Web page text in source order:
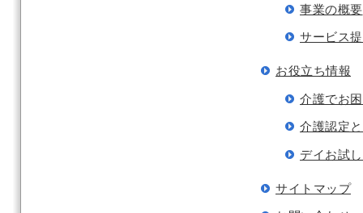
事業の概要
サービス
お役立ち情報
介護でお
介護認定
デイお試
サイトマップ